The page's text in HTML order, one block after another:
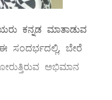
ಕನ್ನಡ ಮಾತಾಡುವ
ಸಂದರ್ಭದಲ್ಲಿ, ಬೇರೆ
ಅಭಿಮಾನ